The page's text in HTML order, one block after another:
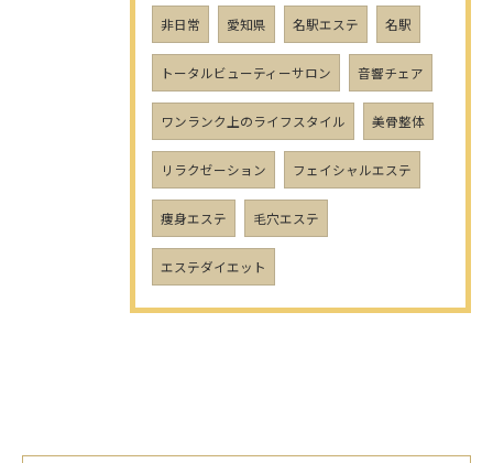
非日常 愛知県 名駅エステ 名駅
トータルビューティーサロン 音響チェア
ワンランク上のライフスタイル 美骨整体
リラクゼーション フェイシャルエステ
痩身エステ 毛穴エステ
エステダイエット